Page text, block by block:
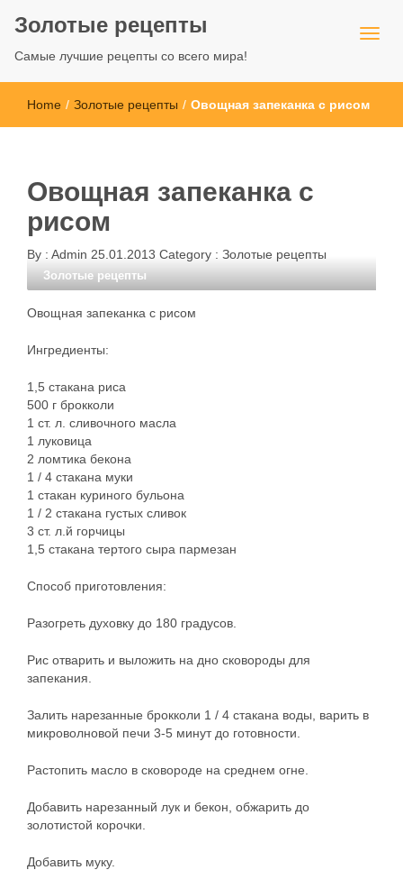
Золотые рецепты
Самые лучшие рецепты со всего мира!
Home / Золотые рецепты / Овощная запеканка с рисом
Овощная запеканка с
рисом
By : Admin 25.01.2013 Category : Золотые рецепты
Золотые рецепты
Овощная запеканка с рисом
Ингредиенты:
1,5 стакана риса
500 г брокколи
1 ст. л. сливочного масла
1 луковица
2 ломтика бекона
1 / 4 стакана муки
1 стакан куриного бульона
1 / 2 стакана густых сливок
3 ст. л.й горчицы
1,5 стакана тертого сыра пармезан
Способ приготовления:
Разогреть духовку до 180 градусов.
Рис отварить и выложить на дно сковороды для
запекания.
Залить нарезанные брокколи 1 / 4 стакана воды, варить в
микроволновой печи 3-5 минут до готовности.
Растопить масло в сковороде на среднем огне.
Добавить нарезанный лук и бекон, обжарить до
золотистой корочки.
Добавить муку.